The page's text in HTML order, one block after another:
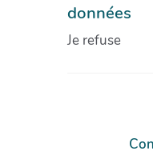
données
Je refuse